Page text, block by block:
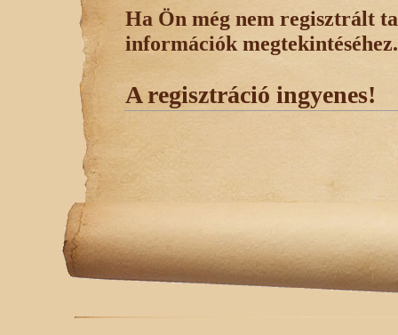
Ha Ön még nem regisztrált
információk megtekintéséhez.
A regisztráció ingyenes!